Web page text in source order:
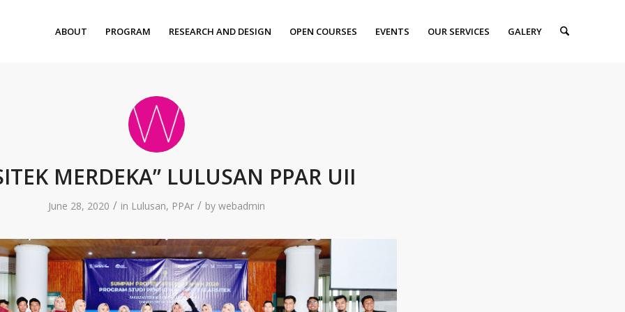
ABOUT PROGRAM RESEARCH AND DESIGN OPEN COURSES EVENTS OUR SERVICES GALERY
MERDEKA” LULUSAN PPAR UII
June 28, 2020 / in Lulusan, PPAr / by webadmin